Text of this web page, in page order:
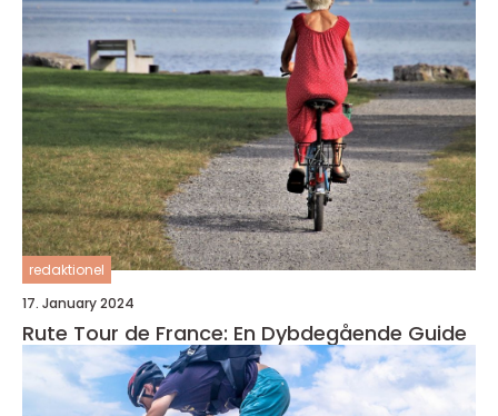
redaktionel
17. January 2024
Rute Tour de France: En Dybdegående Guide